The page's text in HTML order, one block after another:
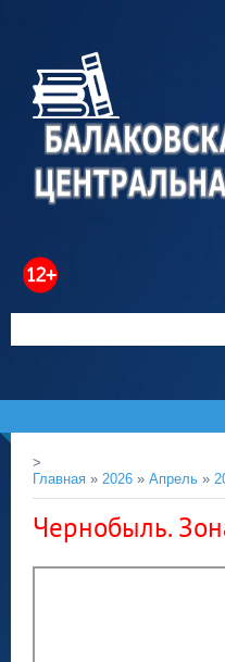
>
Главная » 2026 » Апрель »
Чернобыль.